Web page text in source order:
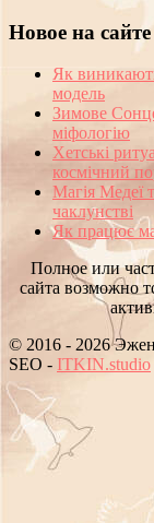
Новое на сайте
Як
модель
Зимове
міфологію
Хетські
космічний
Магія Медеї
чаклунстві
Як працює
Полное или
сайта возможно
© 2016 - 2026
SEO - ITKIN.studio